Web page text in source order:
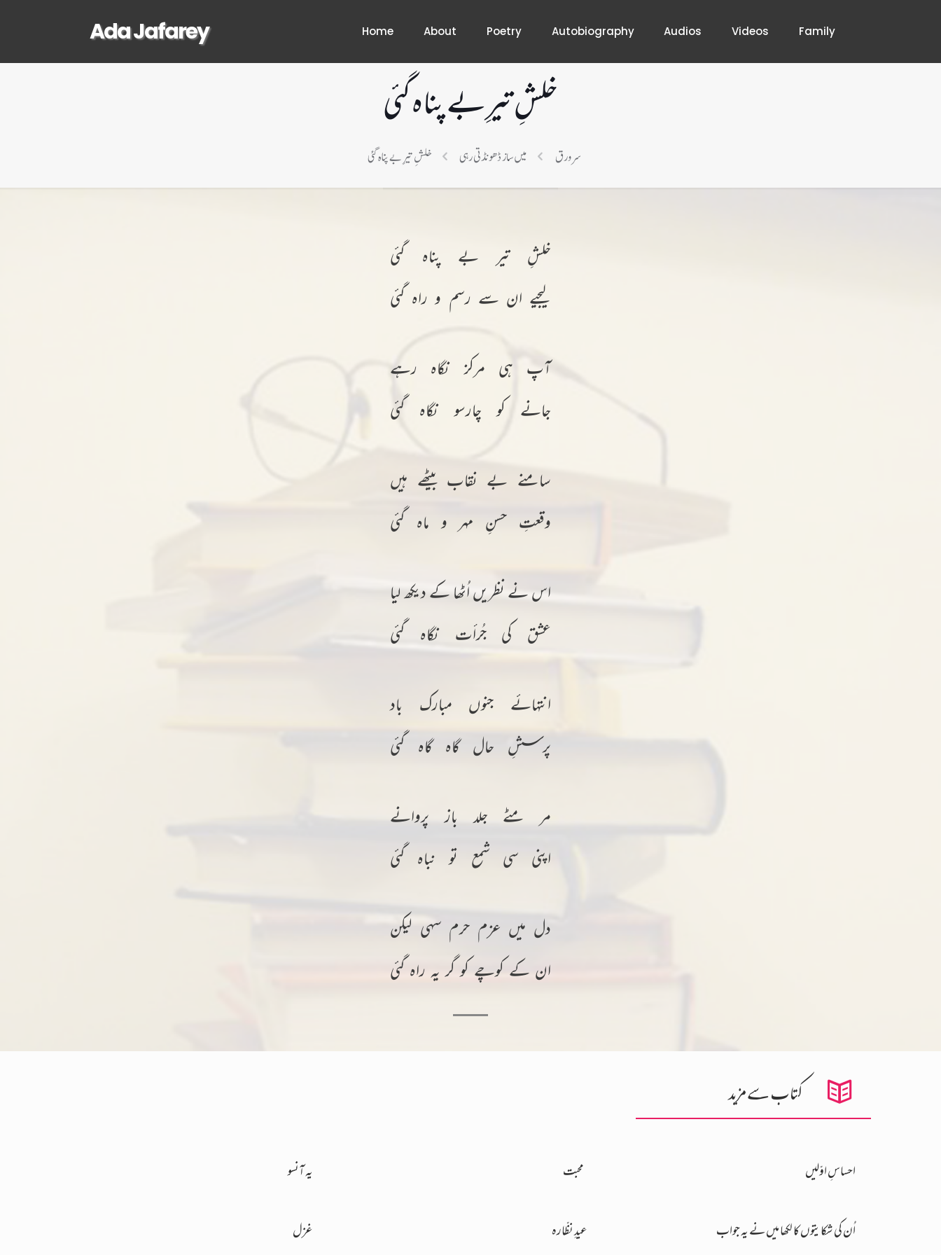
Ada Jafarey Home About Poetry Autobiography Audios Videos Family
خلشِ تیرِ بے پناہ گئی
سرورق میں ساز ڈھونڈتی رہی خلشِ تیرِ بے پناہ گئی
خلشِ تیر بے پناہ گئی
لیجیے ان سے رسم و راہ گئی
آپ ہی مرکز نگاہ رہے
جانے کو چارسو نگاہ گئی
سامنے بے نقاب بیٹھے ہیں
وقعتِ حسنِ مہر و ماہ گئی
اس نے نظریں اُٹھا کے دیکھ لیا
عشق کی جُرأت نگاہ گئی
انتہائے جنوں مبارک باد
پرسشِ حال گاہ گاہ گئی
مر مٹے جلد باز پروانے
اپنی سی شمع تو نباہ گئی
دل میں عزم حرم سہی لیکن
ان کے کوچے کو گر یہ راہ گئی
کتاب سے مزید
احساسِ اوّلیں محبت یہ آنسو
اُن کی شکایتوں کا لکھا میں نے یہ جواب عیدِ نظّارہ غزل